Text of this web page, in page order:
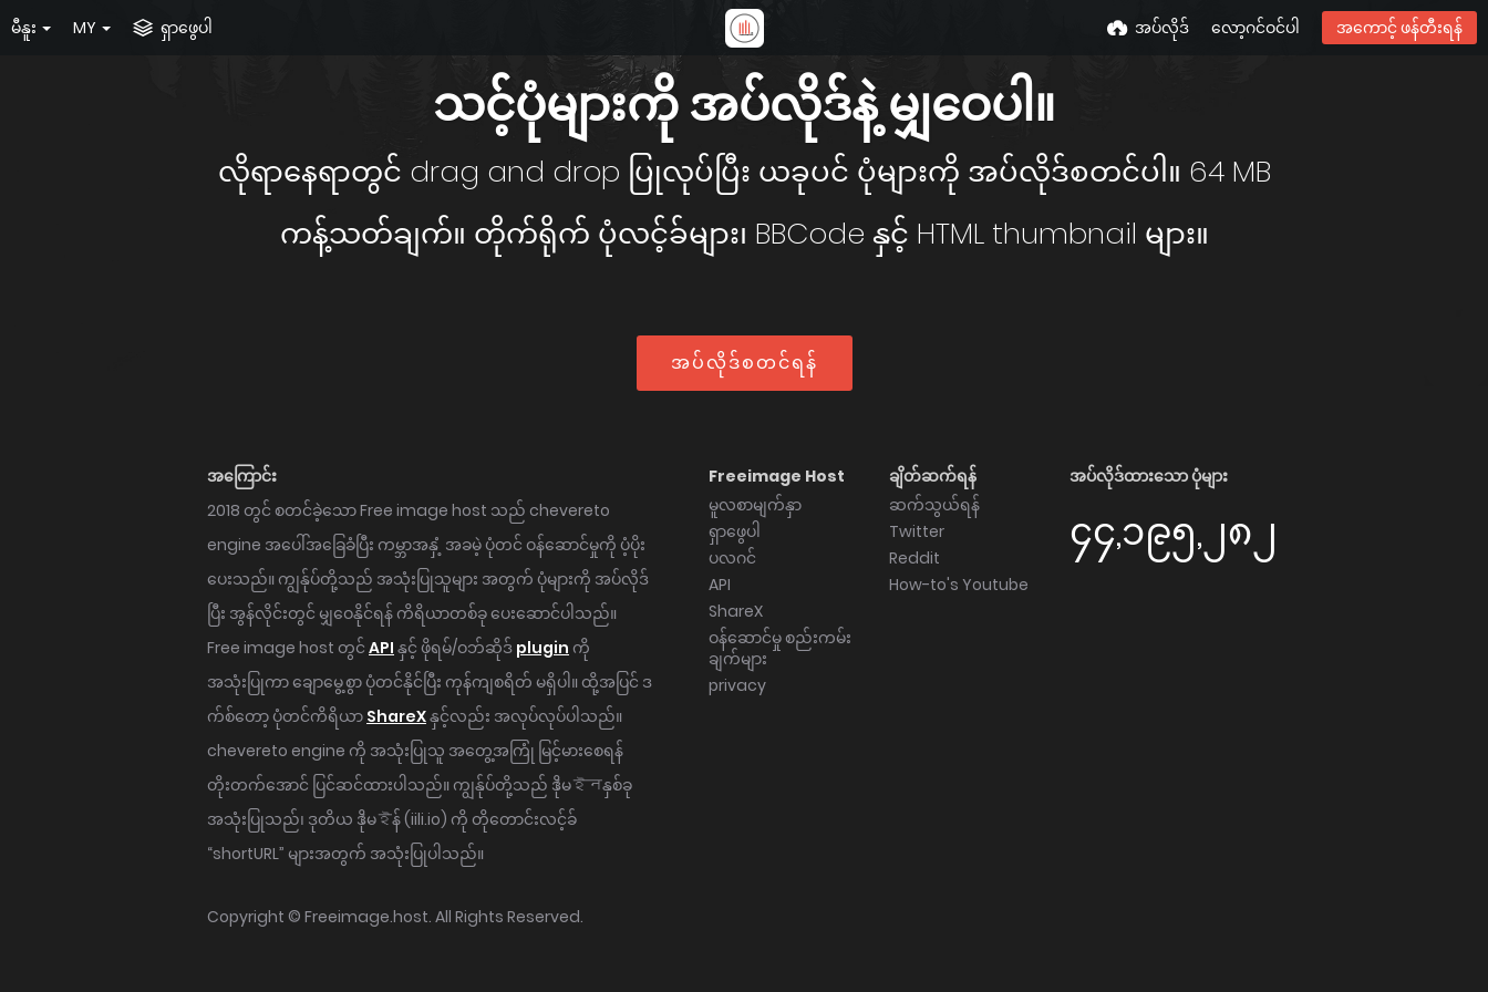
မီနူး MY ရှာဖွေပါ အပ်လိုဒ် လော့ဂင်ဝင်ပါ အကောင့် ဖန်တီးရန်
သင့်ပုံများကို အပ်လိုဒ်နဲ့ မျှဝေပါ။
လိုရာနေရာတွင် drag and drop ပြုလုပ်ပြီး ယခုပင် ပုံများကို အပ်လိုဒ်စတင်ပါ။ 64 MB
ကန့်သတ်ချက်။ တိုက်ရိုက် ပုံလင့်ခ်များ၊ BBCode နှင့် HTML thumbnail များ။
အပ်လိုဒ်စတင်ရန်
အကြောင်း
2018 တွင် စတင်ခဲ့သော Free image host သည် chevereto
engine အပေါ်အခြေခံပြီး ကမ္ဘာအနှံ့ အခမဲ့ ပုံတင် ဝန်ဆောင်မှုကို ပံ့ပိုး
ပေးသည်။ ကျွန်ုပ်တို့သည် အသုံးပြုသူများ အတွက် ပုံများကို အပ်လိုဒ်
ပြီး အွန်လိုင်းတွင် မျှဝေနိုင်ရန် ကိရိယာတစ်ခု ပေးဆောင်ပါသည်။
Free image host တွင် API နှင့် ဖိုရမ်/ဝဘ်ဆိုဒ် plugin ကို
အသုံးပြုကာ ချောမွေ့စွာ ပုံတင်နိုင်ပြီး ကုန်ကျစရိတ် မရှိပါ။ ထို့အပြင် ဒ
က်စ်တော့ ပုံတင်ကိရိယာ ShareXနှင့်လည်း အလုပ်လုပ်ပါသည်။
chevereto engine ကို အသုံးပြုသူ အတွေ့အကြုံ မြင့်မားစေရန်
တိုးတက်အောင် ပြင်ဆင်ထားပါသည်။ ကျွန်ုပ်တို့သည် ဒိုမেইनနှစ်ခု
အသုံးပြုသည်၊ ဒုတိယ ဒိုမেইန် (iili.io) ကို တိုတောင်းလင့်ခ်
“shortURL” များအတွက် အသုံးပြုပါသည်။
Freeimage Host
မူလစာမျက်နှာ
ရှာဖွေပါ
ပလဂင်
API
ShareX
ဝန်ဆောင်မှု စည်းကမ်း
ချက်များ
privacy
ချိတ်ဆက်ရန်
ဆက်သွယ်ရန်
Twitter
Reddit
How-to's Youtube
အပ်လိုဒ်ထားသော ပုံများ
၄၄,၁၉၅,၂၈၂
Copyright © Freeimage.host. All Rights Reserved.